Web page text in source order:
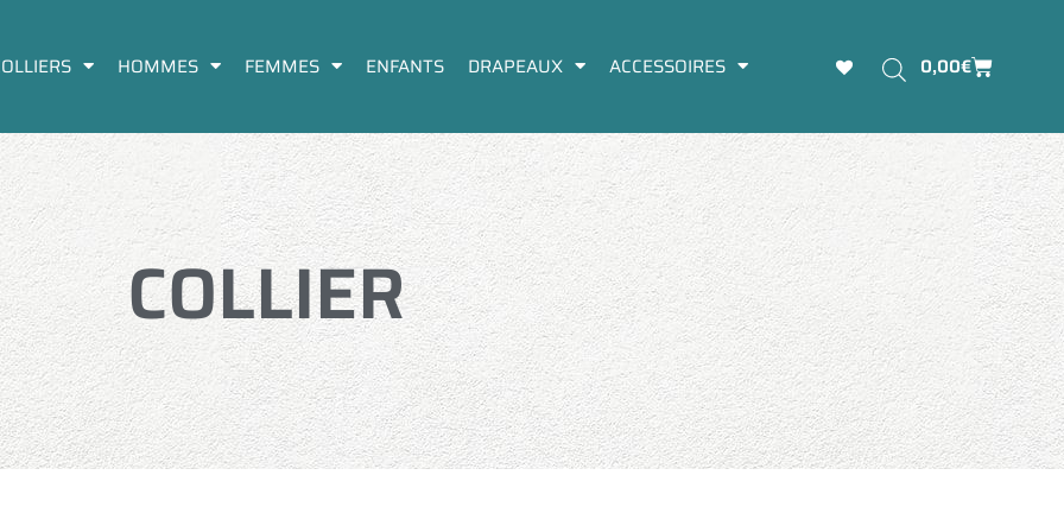
HOMMES FEMMES ENFANTS DRAPEAUX ACCESSOIRES 0,00€Panier
COLLIER